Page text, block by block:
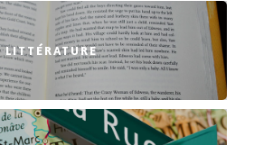
LITTÉRATURE